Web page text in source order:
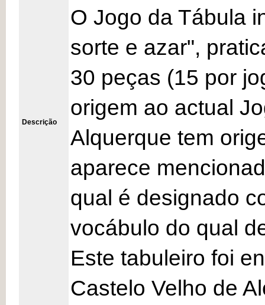
Descrição
O Jogo da Tábula
sorte e azar",
30 peças (15 por
origem ao actual
Alquerque tem
aparece
qual é designado
vocábulo do qual
Este tabuleiro foi
Castelo Velho de